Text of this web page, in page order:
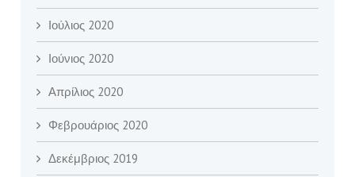
Ιούλιος 2020
Ιούνιος 2020
Απρίλιος 2020
Φεβρουάριος 2020
Δεκέμβριος 2019